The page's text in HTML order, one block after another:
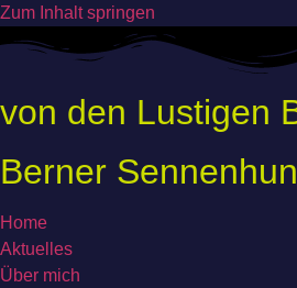
Zum Inhalt springen
von den Lustigen
Berner
Home
Aktuelles
Über mich